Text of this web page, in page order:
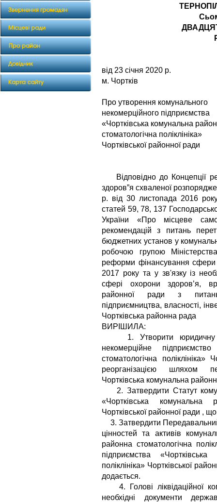
від 23 січня
м. Чортків
Про утворення комунального
некомерційного підприємства
«Чортківська комунальна
стоматологічна поліклініка»
Чортківської районної ради
Відповідно до Концепції
здоров”я схваленої
р. від 30 листопада 2016
статей 59, 78, 137
України «Про місцеве
рекомендацій з питань
бюджетних установ у
робочою групою
реформи фінансування сфери
2017 року та у зв'язку із
сфері охорони здоров’я,
районної ради з питань
підприємництва, власності,
Чортківська районна рада
ВИРІШИЛА:
1. Утворити юридичну
некомерційне
стоматологічна поліклініка»
реорганізацією шляхом
Чортківська комунальна
2. Затвердити Статут
«Чортківська комунальна
Чортківської районної ради ,
3. Затвердити
цінностей та активів
районна стоматологічна
підприємства
поліклініка» Чортківської
додається.
4. Голові ліквідаційної
необхідні документи